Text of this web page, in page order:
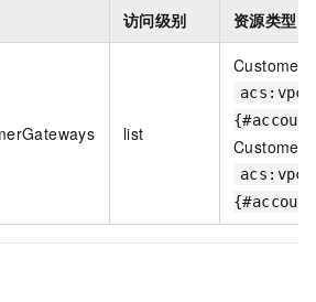
访问级别 资源类型
list